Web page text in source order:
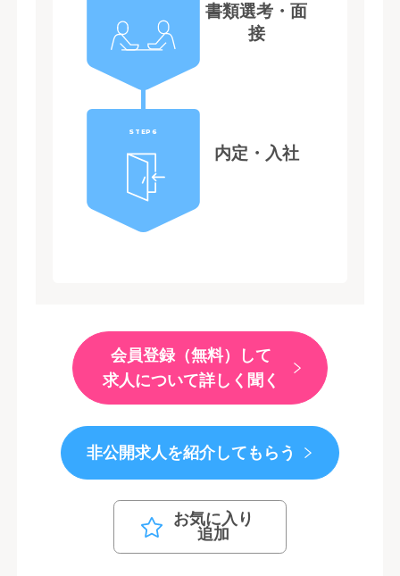
書類選考・面
接
STEP6
内定・入社
会員登録（無料）して
求人について詳しく聞く
非公開求人を紹介してもらう
お気に入り
追加